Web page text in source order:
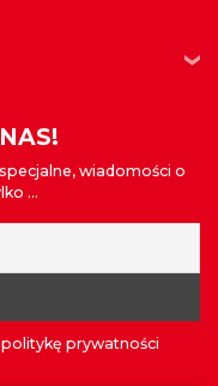
wiadomości o
...
prywatności